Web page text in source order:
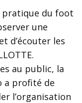
pratique du foot
une
d’écouter les
au public, la
a profité de
l’organisation